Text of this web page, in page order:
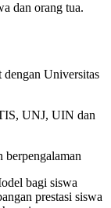
dan orang tua.
Universitas
UNJ, UIN dan
berpengalaman
bagi siswa
prestasi siswa